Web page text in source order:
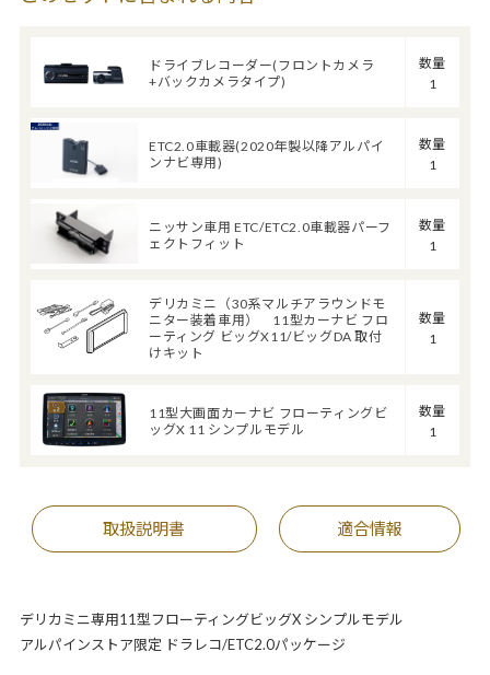
ドライブレコーダー(フロントカメラ
+バックカメラタイプ)
数量
1
ETC2.0車載器(2020年製以降アルパイ
ンナビ専用)
数量
1
ニッサン車用 ETC/ETC2.0車載器パーフ
ェクトフィット
数量
1
デリカミニ（30系マルチアラウンドモ
ニター装着車用） 11型カーナビ フロ
ーティング ビッグX11/ビッグDA 取付
けキット
数量
1
11型大画面カーナビ フローティングビ
ッグX 11 シンプルモデル
数量
1
取扱説明書 適合情報
デリカミニ専用11型フローティングビッグX シンプルモデル
アルパインストア限定 ドラレコ/ETC2.0パッケージ